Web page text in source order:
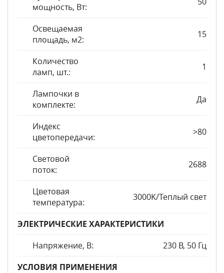
мощность, Вт:
Освещаемая
площадь, м2:
15
Количество
ламп, шт.:
1
Лампочки в
комплекте:
Да
Индекс
цветопередачи:
>80
Световой
поток:
2688
Цветовая
температура:
3000K/Теплый свет
ЭЛЕКТРИЧЕСКИЕ ХАРАКТЕРИСТИКИ
Напряжение, В:
230 В, 50 Гц
УСЛОВИЯ ПРИМЕНЕНИЯ